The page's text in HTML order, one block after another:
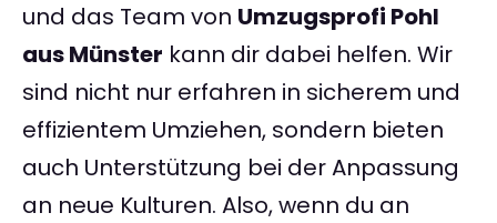
und das Team von Umzugsprofi Pohl
aus Münster kann dir dabei helfen. Wir
sind nicht nur erfahren in sicherem und
effizientem Umziehen, sondern bieten
auch Unterstützung bei der Anpassung
an neue Kulturen. Also, wenn du an